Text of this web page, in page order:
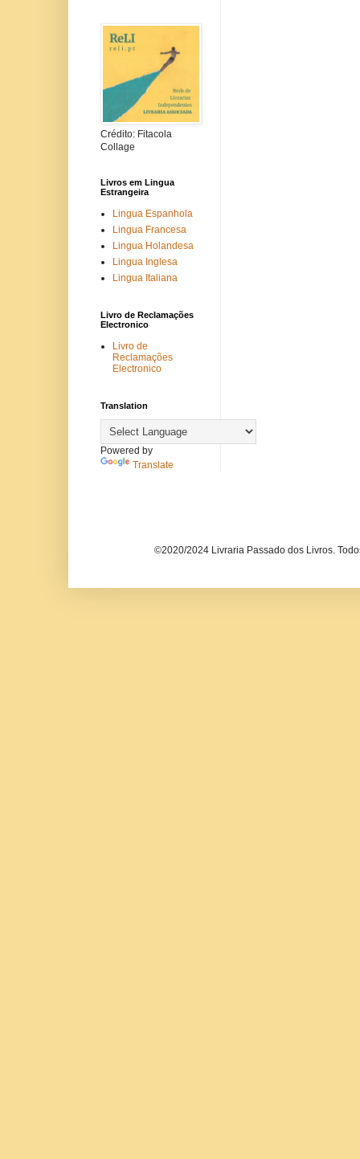
Crédito: Fitacola
Collage
Livros em Lingua
Estrangeira
Lingua Espanhola
Lingua Francesa
Lingua Holandesa
Lingua Inglesa
Lingua Italiana
Livro de Reclamações
Electronico
Livro de
Reclamações
Electronico
Translation
Powered by
Translate
©2020/2024 Livraria Passado dos Livros.